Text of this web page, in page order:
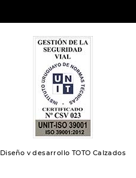
Diseño y desarrollo TOTO Calzados